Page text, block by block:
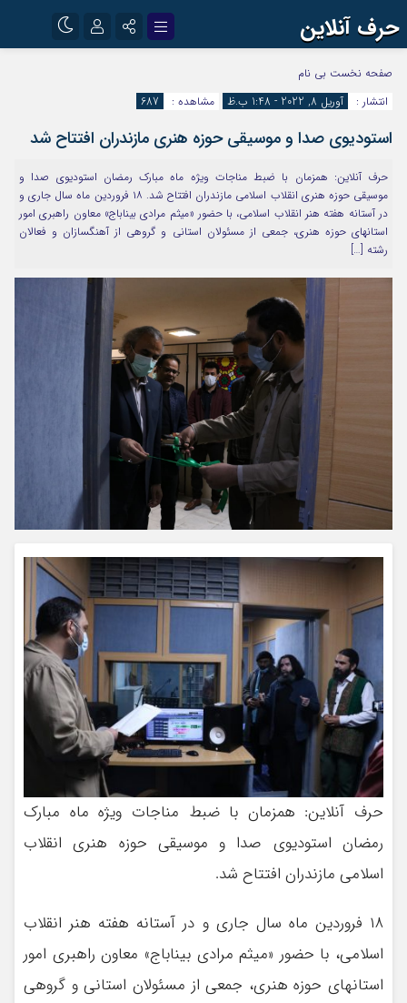
حرف آنلاین
اینستاگرام
آپارات
رمز عبور
مرا به خاطر بسپار
صفحه نخست بی نام
انتشار :
آوریل 8, 2022 - 1:48 ب.ظ مشاهده : 687
استودیوی صدا و موسیقی حوزه هنری مازندران افتتاح شد
حرف آنلاین: همزمان با ضبط مناجات ویژه ماه مبارک رمضان استودیوی صدا و
موسیقی حوزه هنری انقلاب اسلامی مازندران افتتاح شد. ۱۸ فروردین ماه سال جاری و
در آستانه هفته هنر انقلاب اسلامی، با حضور «میثم مرادی بیناباج» معاون راهبری امور
استانهای حوزه هنری، جمعی از مسئولان استانی و گروهی از آهنگسازان و فعالان
رشته […]
حرف آنلاین: همزمان با ضبط مناجات ویژه ماه مبارک
رمضان استودیوی صدا و موسیقی حوزه هنری انقلاب
اسلامی مازندران افتتاح شد.
۱۸ فروردین ماه سال جاری و در آستانه هفته هنر انقلاب
اسلامی، با حضور «میثم مرادی بیناباج» معاون راهبری امور
استانهای حوزه هنری، جمعی از مسئولان استانی و گروهی